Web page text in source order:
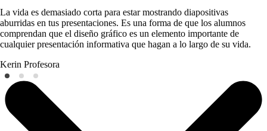
La vida es demasiado corta para estar mostrando diapositivas
aburridas en tus presentaciones. Es una forma de que los alumnos
comprendan que el diseño gráfico es un elemento importante de
cualquier presentación informativa que hagan a lo largo de su vida.
Kerin Profesora